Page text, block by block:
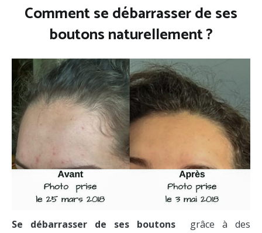
Comment se débarrasser de ses
boutons naturellement ?
Se débarrasser de ses boutons
grâce à des